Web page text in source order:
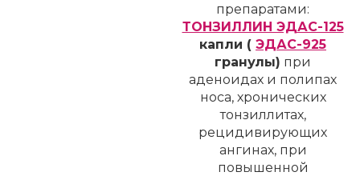
препаратами:
ТОНЗИЛЛИН ЭДАС-125
капли ( ЭДАС-925
гранулы) при
аденоидах и полипах
носа, хронических
тонзиллитах,
рецидивирующих
ангинах, при
повышенной